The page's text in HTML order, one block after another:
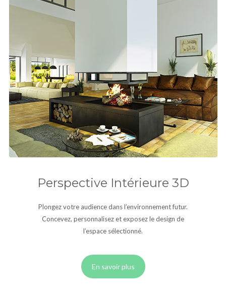
Perspective Intérieure 3D
Plongez votre audience dans l’environnement futur.
Concevez, personnalisez et exposez le design de
l’espace sélectionné.
En savoir plus